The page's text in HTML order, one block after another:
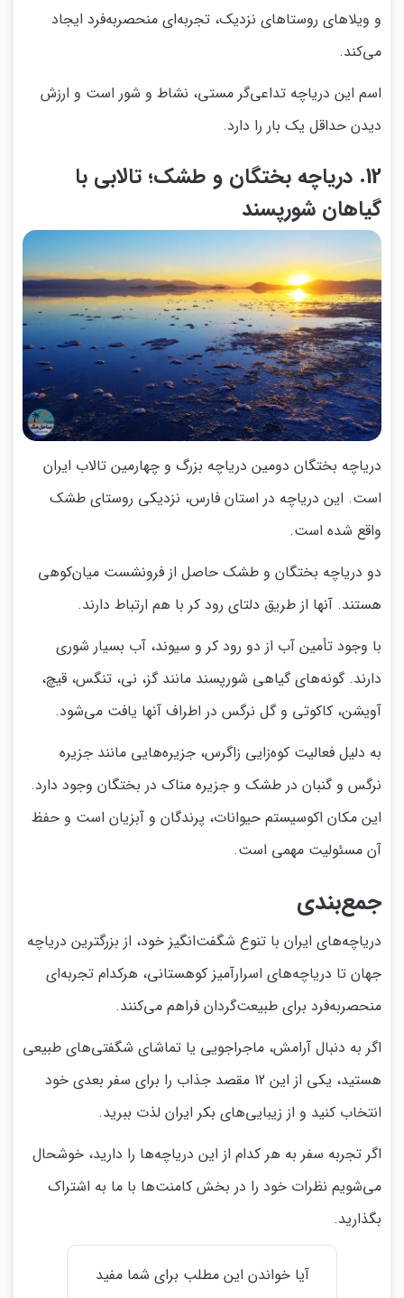
و ویلاهای روستاهای نزدیک، تجربه‌ای منحصربه‌فرد ایجاد
می‌کند.
اسم این دریاچه تداعی‌گر مستی، نشاط و شور است و ارزش
دیدن حداقل یک بار را دارد.
12. دریاچه بختگان و طشک؛ تالابی با
گیاهان شورپسند
دریاچه بختگان دومین دریاچه بزرگ و چهارمین تالاب ایران
است. این دریاچه در استان فارس، نزدیکی روستای طشک
واقع شده است.
دو دریاچه بختگان و طشک حاصل از فرونشست میان‌کوهی
هستند. آنها از طریق دلتای رود کر با هم ارتباط دارند.
با وجود تأمین آب از دو رود کر و سیوند، آب بسیار شوری
دارند. گونه‌های گیاهی شورپسند مانند گز، نی، تنگس، قیچ،
آویشن، کاکوتی و گل نرگس در اطراف آنها یافت می‌شود.
به دلیل فعالیت کوه‌زایی زاگرس، جزیره‌هایی مانند جزیره
نرگس و گنبان در طشک و جزیره مناک در بختگان وجود دارد.
این مکان اکوسیستم حیوانات، پرندگان و آبزیان است و حفظ
آن مسئولیت مهمی است.
جمع‌بندی
دریاچه‌های ایران با تنوع شگفت‌انگیز خود، از بزرگترین دریاچه
جهان تا دریاچه‌های اسرارآمیز کوهستانی، هرکدام تجربه‌ای
منحصربه‌فرد برای طبیعت‌گردان فراهم می‌کنند.
اگر به دنبال آرامش، ماجراجویی یا تماشای شگفتی‌های طبیعی
هستید، یکی از این 12 مقصد جذاب را برای سفر بعدی خود
انتخاب کنید و از زیبایی‌های بکر ایران لذت ببرید.
اگر تجربه سفر به هر کدام از این دریاچه‌ها را دارید، خوشحال
می‌شویم نظرات خود را در بخش کامنت‌ها با ما به اشتراک
بگذارید.
آیا خواندن این مطلب برای شما مفید